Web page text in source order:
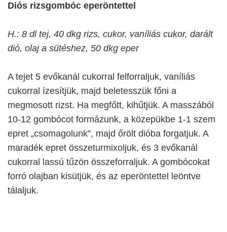
Diós rizsgombóc eperöntettel
H.: 8 dl tej, 40 dkg rizs, cukor, vaníliás cukor, darált
dió, olaj a sütéshez, 50 dkg eper
A tejet 5 evőkanál cukorral felforraljuk, vaníliás
cukorral ízesítjük, majd beletesszük főni a
megmosott rizst. Ha megfőtt, kihűtjük. A masszából
10-12 gombócot formázunk, a közepükbe 1-1 szem
epret „csomagolunk”, majd őrölt dióba forgatjuk. A
maradék epret összeturmixoljuk, és 3 evőkanál
cukorral lassú tűzön összeforraljuk. A gombócokat
forró olajban kisütjük, és az eperöntettel leöntve
tálaljuk.